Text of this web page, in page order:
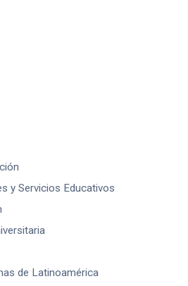
y Servicios Educativos
de Latinoamérica